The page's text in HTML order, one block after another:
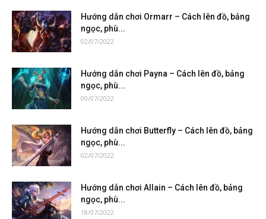
Hướng dẫn chơi Ormarr – Cách lên đồ, bảng
ngọc, phù...
02/07/2022
Hướng dẫn chơi Payna – Cách lên đồ, bảng
ngọc, phù...
09/07/2022
Hướng dẫn chơi Butterfly – Cách lên đồ, bảng
ngọc, phù...
02/07/2022
Hướng dẫn chơi Allain – Cách lên đồ, bảng
ngọc, phù...
18/07/2022